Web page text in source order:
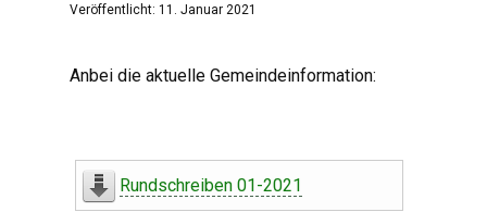
Veröffentlicht: 11. Januar 2021
Anbei die aktuelle Gemeindeinformation:
Rundschreiben 01-2021